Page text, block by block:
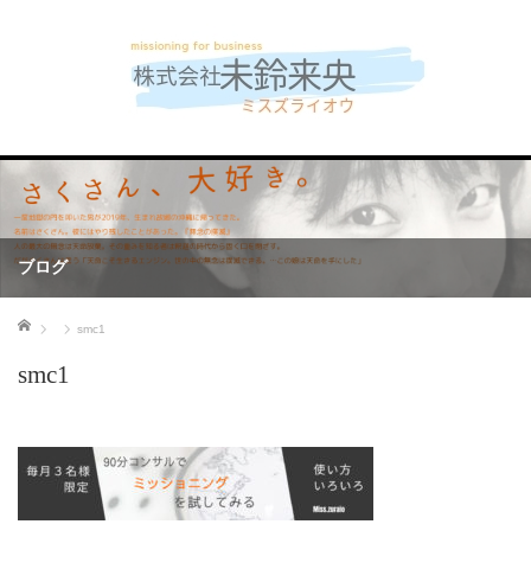
ブログ
ホーム smc1
smc1